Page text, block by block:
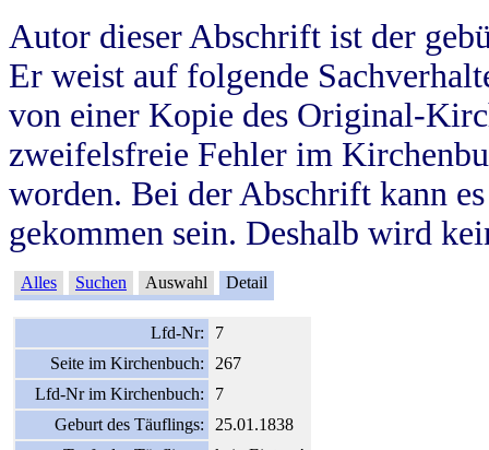
Autor dieser Abschrift ist der
Er weist auf folgende
von einer Kopie des Original-
zweifelsfreie Fehler im
worden. Bei der Abschrift kann
gekommen sein. Deshalb wird
Alles Suchen Auswahl Detail
Lfd-Nr:
7
Seite im Kirchenbuch:
267
Lfd-Nr im Kirchenbuch:
7
Geburt des Täuflings:
25.01.1838